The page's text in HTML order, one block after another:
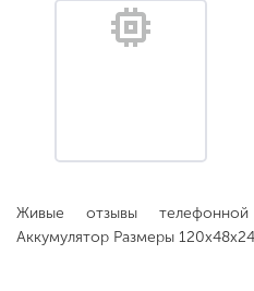
Живые отзывы
Аккумулятор Размеры